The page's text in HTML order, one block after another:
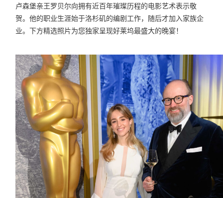
卢森堡亲王罗贝尔向拥有近百年璀璨历程的电影艺术表示敬
贺。他的职业生涯始于洛杉矶的编剧工作，随后才加入家族企
业。下方精选照片为您独家呈现好莱坞最盛大的晚宴！